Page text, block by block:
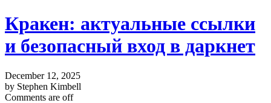
Кракен: актуальные ссылки
и безопасный вход в даркнет
December 12, 2025
by Stephen Kimbell
Comments are off